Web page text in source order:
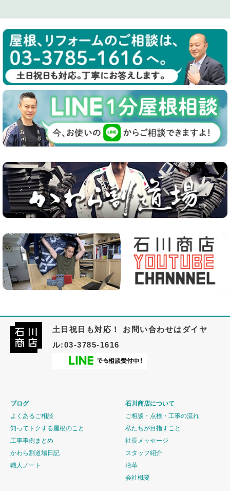
土日祝日も対応！ お問い合わせはダイヤ
ル:03-3785-1616
ブログ
よくあるご相談
知ってトクする屋根のこと
工事事例まとめ
かわら割道場日記
職人ノート
石川商店について
ご相談・点検・工事の流れ
私たちが目指すこと
社長メッセージ
スタッフ紹介
沿革
会社概要